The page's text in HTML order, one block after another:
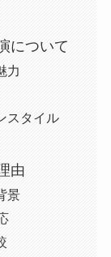
について
力
スタイル
由
景